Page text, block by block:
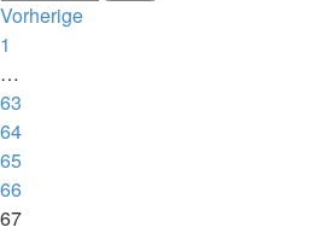
Vorherige
1
…
63
64
65
66
67